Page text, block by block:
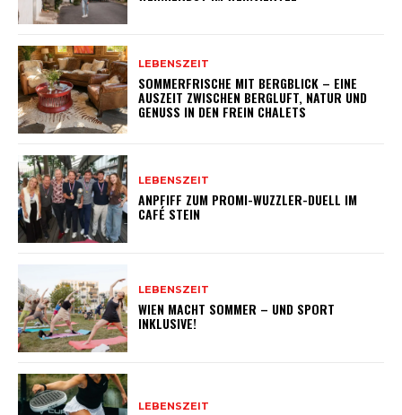
LEBENSZEIT
SOMMERFRISCHE MIT BERGBLICK – EINE
AUSZEIT ZWISCHEN BERGLUFT, NATUR UND
GENUSS IN DEN FREIN CHALETS
LEBENSZEIT
ANPFIFF ZUM PROMI-WUZZLER-DUELL IM
CAFÉ STEIN
LEBENSZEIT
WIEN MACHT SOMMER – UND SPORT
INKLUSIVE!
LEBENSZEIT